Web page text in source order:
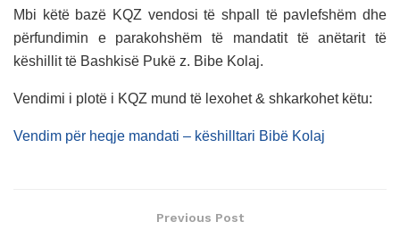
Mbi këtë bazë KQZ vendosi të shpall të pavlefshëm dhe
përfundimin e parakohshëm të mandatit të anëtarit të
këshillit të Bashkisë Pukë z. Bibe Kolaj.
Vendimi i plotë i KQZ mund të lexohet & shkarkohet këtu:
Vendim për heqje mandati – këshilltari Bibë Kolaj
Previous Post